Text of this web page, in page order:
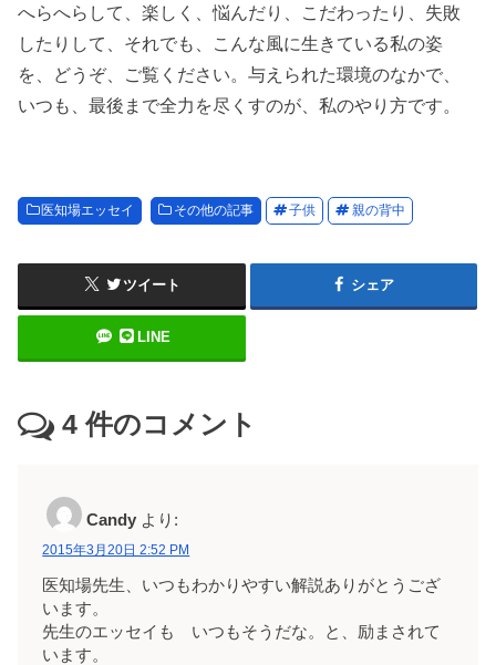
へらへらして、楽しく、悩んだり、こだわったり、失敗
したりして、それでも、こんな風に生きている私の姿
を、どうぞ、ご覧ください。与えられた環境のなかで、
いつも、最後まで全力を尽くすのが、私のやり方です。
医知場エッセイ その他の記事 子供 親の背中
ツイート シェア
LINE
4 件のコメント
Candy より:
2015年3月20日 2:52 PM
医知場先生、いつもわかりやすい解説ありがとうござ
います。
先生のエッセイも いつもそうだな。と、励まされて
います。